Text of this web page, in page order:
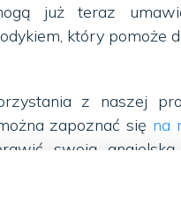
już teraz
który pomoże
z naszej
zapoznać się na
swoją